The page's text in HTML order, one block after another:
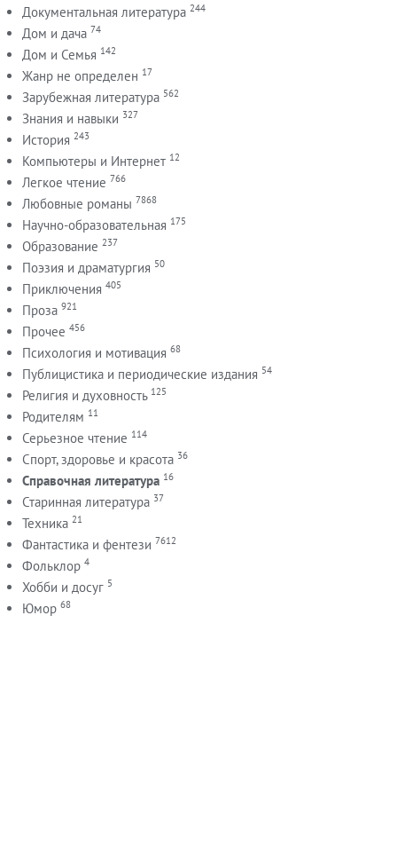
Документальная литература 244
Дом и дача 74
Дом и Семья 142
Жанр не определен 17
Зарубежная литература 562
Знания и навыки 327
История 243
Компьютеры и Интернет 12
Легкое чтение 766
Любовные романы 7868
Научно-образовательная 175
Образование 237
Поэзия и драматургия 50
Приключения 405
Проза 921
Прочее 456
Психология и мотивация 68
Публицистика и периодические издания 54
Религия и духовность 125
Родителям 11
Серьезное чтение 114
Спорт, здоровье и красота 36
Справочная литература 16
Старинная литература 37
Техника 21
Фантастика и фентези 7612
Фольклор 4
Хобби и досуг 5
Юмор 68